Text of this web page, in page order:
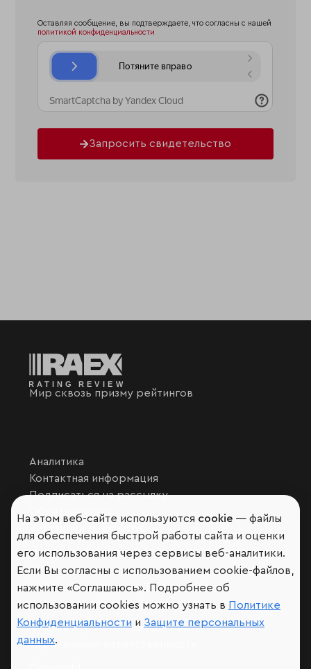
Оставляя сообщение, вы подтверждаете, что согласны с нашей
политикой конфиденциальности
Запросить свидетельство
Мир сквозь призму рейтингов
Аналитика
Контактная информация
Подписаться на рассылку
Обратная связь
Участники рэнкингов
Мы в социальных сетях и мессенджерах
VK
RAEX Образование – Telegram,Max
RAEX Sustainability –Telegram,Max
Защита персональных данных
Ограничение ответственности
На этом веб-сайте используются cookie — файлы
для обеспечения быстрой работы сайта и оценки
его использования через сервисы веб-аналитики.
Если Вы согласны с использованием cookie-файлов,
нажмите «Соглашаюсь». Подробнее об
использовании cookies можно узнать в Политике
Конфиденциальности и Защите персональных
данных.